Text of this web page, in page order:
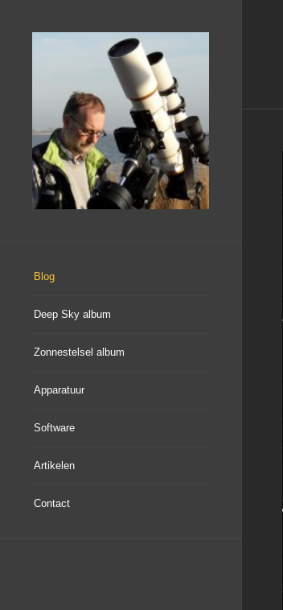
Blog
Deep Sky album
Zonnestelsel album
Apparatuur
Software
Artikelen
Contact